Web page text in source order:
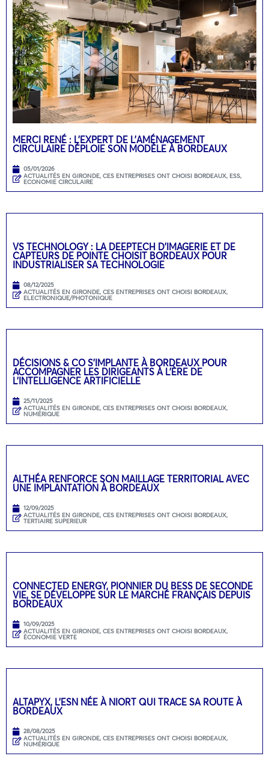
MERCI RENÉ : L’EXPERT DE L’AMÉNAGEMENT
CIRCULAIRE DÉPLOIE SON MODÈLE À BORDEAUX
05/01/2026
ACTUALITÉS EN GIRONDE, CES ENTREPRISES ONT CHOISI BORDEAUX, ESS,
ECONOMIE CIRCULAIRE
VS TECHNOLOGY : LA DEEPTECH D’IMAGERIE ET DE
CAPTEURS DE POINTE CHOISIT BORDEAUX POUR
INDUSTRIALISER SA TECHNOLOGIE
08/12/2025
ACTUALITÉS EN GIRONDE, CES ENTREPRISES ONT CHOISI BORDEAUX,
ELECTRONIQUE/PHOTONIQUE
DÉCISIONS & CO S’IMPLANTE À BORDEAUX POUR
ACCOMPAGNER LES DIRIGEANTS À L’ÈRE DE
L’INTELLIGENCE ARTIFICIELLE
25/11/2025
ACTUALITÉS EN GIRONDE, CES ENTREPRISES ONT CHOISI BORDEAUX,
NUMÉRIQUE
ALTHÉA RENFORCE SON MAILLAGE TERRITORIAL AVEC
UNE IMPLANTATION À BORDEAUX
12/09/2025
ACTUALITÉS EN GIRONDE, CES ENTREPRISES ONT CHOISI BORDEAUX,
TERTIAIRE SUPERIEUR
CONNECTED ENERGY, PIONNIER DU BESS DE SECONDE
VIE, SE DÉVELOPPE SUR LE MARCHÉ FRANÇAIS DEPUIS
BORDEAUX
10/09/2025
ACTUALITÉS EN GIRONDE, CES ENTREPRISES ONT CHOISI BORDEAUX,
ÉCONOMIE VERTE
ALTAPYX, L’ESN NÉE À NIORT QUI TRACE SA ROUTE À
BORDEAUX
28/08/2025
ACTUALITÉS EN GIRONDE, CES ENTREPRISES ONT CHOISI BORDEAUX,
NUMÉRIQUE